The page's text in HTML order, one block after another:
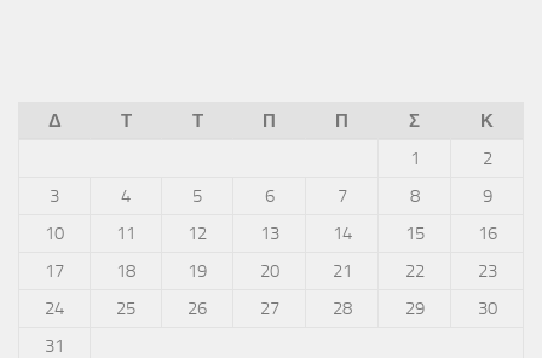
Δ Τ Τ Π Π Σ
Κ
1
2
3
4 5 6 7 8
9
10
11 12 13 14 15
16
17
18 19 20 21 22
23
24
25 26 27 28 29
30
31